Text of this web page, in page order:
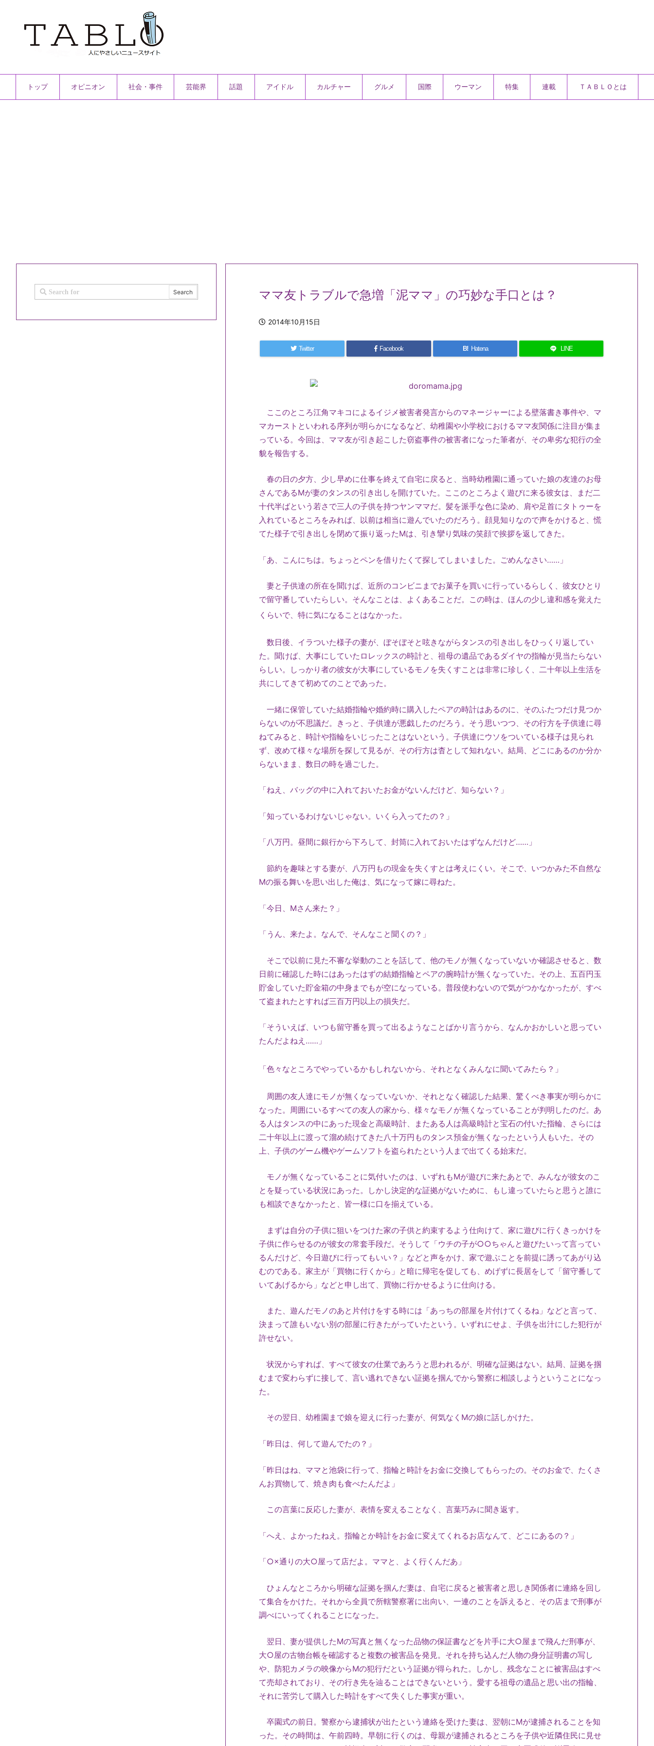
トップ オピニオン 社会・事件 芸能界 話題 アイドル カルチャー グルメ 国際 ウーマン 特集 連載 ＴＡＢＬＯとは
ママ友トラブルで急増「泥ママ」の巧妙な手口とは？
2014年10月15日
Twitter Facebook B! Hatena LINE
ここのところ江角マキコによるイジメ被害者発言からのマネージャーによる壁落書き事件や、マ
マカーストといわれる序列が明らかになるなど、幼稚園や小学校におけるママ友関係に注目が集ま
っている。今回は、ママ友が引き起こした窃盗事件の被害者になった筆者が、その卑劣な犯行の全
貌を報告する。
春の日の夕方、少し早めに仕事を終えて自宅に戻ると、当時幼稚園に通っていた娘の友達のお母
さんであるMが妻のタンスの引き出しを開けていた。ここのところよく遊びに来る彼女は、まだ二
十代半ばという若さで三人の子供を持つヤンママだ。髪を派手な色に染め、肩や足首にタトゥーを
入れているところをみれば、以前は相当に遊んでいたのだろう。顔見知りなので声をかけると、慌
てた様子で引き出しを閉めて振り返ったMは、引き攣り気味の笑顔で挨拶を返してきた。
「あ、こんにちは。ちょっとペンを借りたくて探してしまいました。ごめんなさい……」
妻と子供達の所在を聞けば、近所のコンビニまでお菓子を買いに行っているらしく、彼女ひとり
で留守番していたらしい。そんなことは、よくあることだ。この時は、ほんの少し違和感を覚えた
くらいで、特に気になることはなかった。
数日後、イラついた様子の妻が、ぼそぼそと呟きながらタンスの引き出しをひっくり返してい
た。聞けば、大事にしていたロレックスの時計と、祖母の遺品であるダイヤの指輪が見当たらない
らしい。しっかり者の彼女が大事にしているモノを失くすことは非常に珍しく、二十年以上生活を
共にしてきて初めてのことであった。
一緒に保管していた結婚指輪や婚約時に購入したペアの時計はあるのに、そのふたつだけ見つか
らないのが不思議だ。きっと、子供達が悪戯したのだろう。そう思いつつ、その行方を子供達に尋
ねてみると、時計や指輪をいじったことはないという。子供達にウソをついている様子は見られ
ず、改めて様々な場所を探して見るが、その行方は杳として知れない。結局、どこにあるのか分か
らないまま、数日の時を過ごした。
「ねえ、バッグの中に入れておいたお金がないんだけど、知らない？」
「知っているわけないじゃない。いくら入ってたの？」
「八万円。昼間に銀行から下ろして、封筒に入れておいたはずなんだけど……」
節約を趣味とする妻が、八万円もの現金を失くすとは考えにくい。そこで、いつかみた不自然な
Mの振る舞いを思い出した俺は、気になって嫁に尋ねた。
「今日、Mさん来た？」
「うん、来たよ。なんで、そんなこと聞くの？」
そこで以前に見た不審な挙動のことを話して、他のモノが無くなっていないか確認させると、数
日前に確認した時にはあったはずの結婚指輪とペアの腕時計が無くなっていた。その上、五百円玉
貯金していた貯金箱の中身までもが空になっている。普段使わないので気がつかなかったが、すべ
て盗まれたとすれば三百万円以上の損失だ。
「そういえば、いつも留守番を買って出るようなことばかり言うから、なんかおかしいと思ってい
たんだよねえ……」
「色々なところでやっているかもしれないから、それとなくみんなに聞いてみたら？」
周囲の友人達にモノが無くなっていないか、それとなく確認した結果、驚くべき事実が明らかに
なった。周囲にいるすべての友人の家から、様々なモノが無くなっていることが判明したのだ。あ
る人はタンスの中にあった現金と高級時計、またある人は高級時計と宝石の付いた指輪、さらには
二十年以上に渡って溜め続けてきた八十万円ものタンス預金が無くなったという人もいた。その
上、子供のゲーム機やゲームソフトを盗られたという人まで出てくる始末だ。
モノが無くなっていることに気付いたのは、いずれもMが遊びに来たあとで、みんなが彼女のこ
とを疑っている状況にあった。しかし決定的な証拠がないために、もし違っていたらと思うと誰に
も相談できなかったと、皆一様に口を揃えている。
まずは自分の子供に狙いをつけた家の子供と約束するよう仕向けて、家に遊びに行くきっかけを
子供に作らせるのが彼女の常套手段だ。そうして「ウチの子が○○ちゃんと遊びたいって言ってい
るんだけど、今日遊びに行ってもいい？」などと声をかけ、家で遊ぶことを前提に誘ってあがり込
むのである。家主が「買物に行くから」と暗に帰宅を促しても、めげずに長居をして「留守番して
いてあげるから」などと申し出て、買物に行かせるように仕向ける。
また、遊んだモノのあと片付けをする時には「あっちの部屋を片付けてくるね」などと言って、
決まって誰もいない別の部屋に行きたがっていたという。いずれにせよ、子供を出汁にした犯行が
許せない。
状況からすれば、すべて彼女の仕業であろうと思われるが、明確な証拠はない。結局、証拠を掴
むまで変わらずに接して、言い逃れできない証拠を掴んでから警察に相談しようということになっ
た。
その翌日、幼稚園まで娘を迎えに行った妻が、何気なくMの娘に話しかけた。
「昨日は、何して遊んでたの？」
「昨日はね、ママと池袋に行って、指輪と時計をお金に交換してもらったの。そのお金で、たくさ
んお買物して、焼き肉も食べたんだよ」
この言葉に反応した妻が、表情を変えることなく、言葉巧みに聞き返す。
「へえ、よかったねえ。指輪とか時計をお金に変えてくれるお店なんて、どこにあるの？」
「○×通りの大○屋って店だよ。ママと、よく行くんだあ」
ひょんなところから明確な証拠を掴んだ妻は、自宅に戻ると被害者と思しき関係者に連絡を回し
て集合をかけた。それから全員で所轄警察署に出向い、一連のことを訴えると、その店まで刑事が
調べにいってくれることになった。
翌日、妻が提供したMの写真と無くなった品物の保証書などを片手に大○屋まで飛んだ刑事が、
大○屋の古物台帳を確認すると複数の被害品を発見。それを持ち込んだ人物の身分証明書の写し
や、防犯カメラの映像からMの犯行だという証拠が得られた。しかし、残念なことに被害品はすべ
て売却されており、その行き先を辿ることはできないという。愛する祖母の遺品と思い出の指輪、
それに苦労して購入した時計をすべて失くした事実が重い。
卒園式の前日。警察から逮捕状が出たという連絡を受けた妻は、翌朝にMが逮捕されることを知
った。その時間は、午前四時。早朝に行くのは、母親が逮捕されるところを子供や近隣住民に見せ